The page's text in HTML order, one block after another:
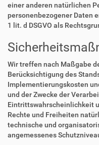
einer anderen natürlichen
personenbezogener Daten
1 lit. d DSGVO als
Wir treffen nach Maßgabe
Berücksichtigung des
Implementierungskosten
und der Zwecke der
Eintrittswahrscheinlichkeit
Rechte und Freiheiten
technische und
angemessenes